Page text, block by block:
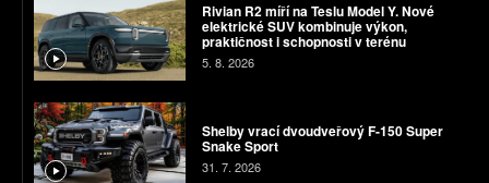
Rivian R2 míří na Teslu Model Y. Nové
elektrické SUV kombinuje výkon,
praktičnost i schopnosti v terénu
5. 8. 2026
Shelby vrací dvoudveřový F-150 Super
Snake Sport
31. 7. 2026